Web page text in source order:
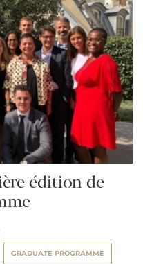
édition de
GRADUATE PROGRAMME